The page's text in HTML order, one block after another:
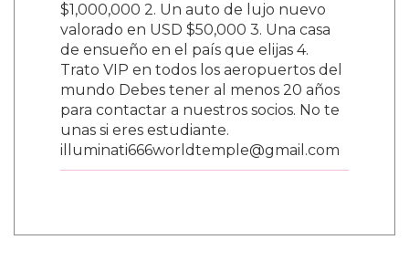
$1,000,000 2. Un auto de lujo nuevo
valorado en USD $50,000 3. Una casa
de ensueño en el país que elijas 4.
Trato VIP en todos los aeropuertos del
mundo Debes tener al menos 20 años
para contactar a nuestros socios. No te
unas si eres estudiante.
illuminati666worldtemple@gmail.com